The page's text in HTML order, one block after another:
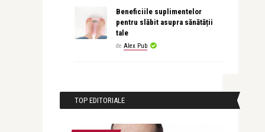
Beneficiile suplimentelor
pentru slăbit asupra sănătății
tale
de Alex Pub
TOP EDITORIALE